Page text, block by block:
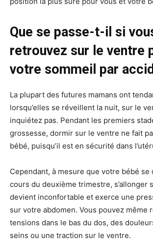
Que se passe-t-il si
retrouvez sur le ventre
votre sommeil par
La plupart des futures mamans ont
lorsqu’elles se réveillent la nuit, sur le
inquiétez pas. Pendant les premiers
grossesse, dormir sur le ventre ne fait
bébé, puisqu’il est en sécurité dans
Cependant, à mesure que votre bébé se
cours du deuxième trimestre, s’allonger
devient inconfortable et exerce une
sur votre abdomen. Vous pouvez même
tensions dans le bas du dos, des
seins ou une traction sur le ventre.